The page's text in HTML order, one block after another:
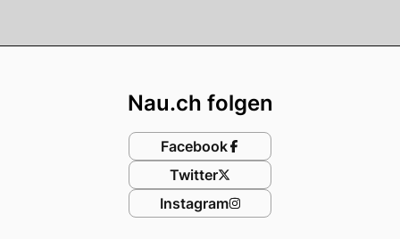
Nau.ch folgen
Facebook
Twitter
Instagram